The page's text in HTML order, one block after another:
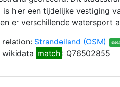
is hier een tijdelijke vestiging
er verschillende watersport
relation: Strandeiland (OSM)
wikidata match : Q76502855